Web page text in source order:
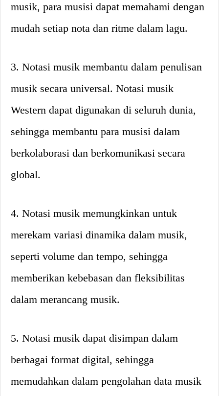
musik, para musisi dapat memahami dengan
mudah setiap nota dan ritme dalam lagu.
3. Notasi musik membantu dalam penulisan
musik secara universal. Notasi musik
Western dapat digunakan di seluruh dunia,
sehingga membantu para musisi dalam
berkolaborasi dan berkomunikasi secara
global.
4. Notasi musik memungkinkan untuk
merekam variasi dinamika dalam musik,
seperti volume dan tempo, sehingga
memberikan kebebasan dan fleksibilitas
dalam merancang musik.
5. Notasi musik dapat disimpan dalam
berbagai format digital, sehingga
memudahkan dalam pengolahan data musik